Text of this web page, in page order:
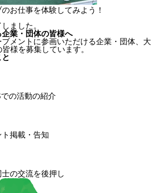
お仕事を体験してみよう！
ました。
業・団体の皆様へ
メントに参画いただける企業・団体、大
様を募集しています。
の活動の紹介
掲載・告知
の交流を後押し